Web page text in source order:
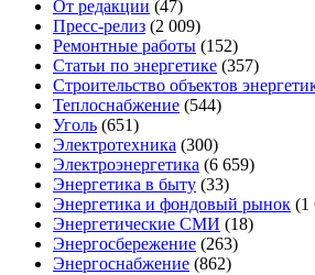
От редакции (47)
Пресс-релиз (2 009)
Ремонтные работы (152)
Статьи по энергетике (357)
Строительство объектов
Теплоснабжение (544)
Уголь (651)
Электротехника (300)
Электроэнергетика (6 659)
Энергетика в быту (33)
Энергетика и фондовый рынок (1
Энергетические СМИ (18)
Энергосбережение (263)
Энергоснабжение (862)